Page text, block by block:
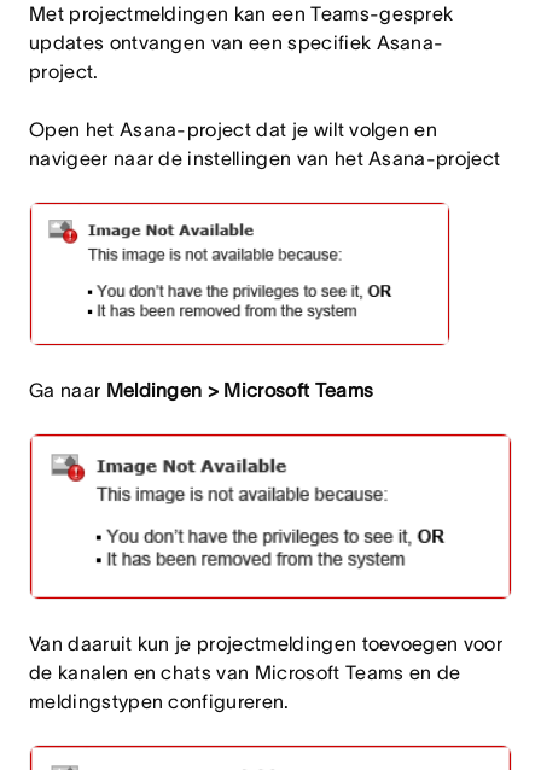
Met projectmeldingen kan een Teams-gesprek
updates ontvangen van een specifiek Asana-
project.
Open het Asana-project dat je wilt volgen en
navigeer naar de instellingen van het Asana-project
Ga naar Meldingen > Microsoft Teams
Van daaruit kun je projectmeldingen toevoegen voor
de kanalen en chats van Microsoft Teams en de
meldingstypen configureren.